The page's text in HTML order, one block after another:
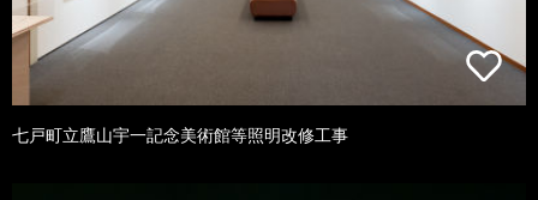
七戸町立鷹山宇一記念美術館等照明改修工事